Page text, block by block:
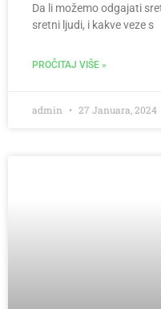
Da li možemo odgajati
sretni ljudi, i kakve veze s
PROČITAJ VIŠE »
admin 27 Januara, 2024